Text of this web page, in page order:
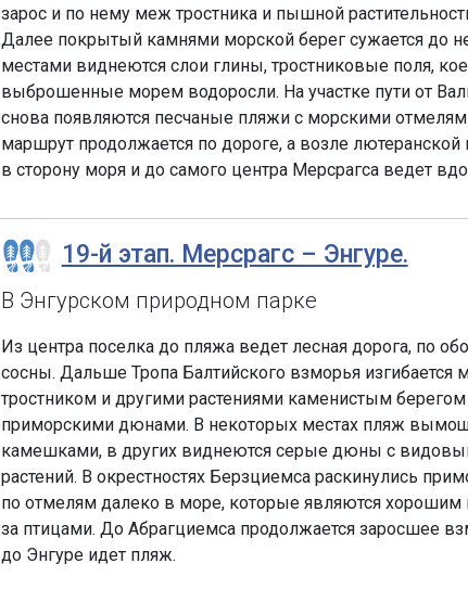
зарос и по нему меж тростника и пышной
Далее покрытый камнями морской берег сужается до
местами виднеются слои глины, тростниковые поля,
выброшенные морем водоросли. На участке пути от
снова появляются песчаные пляжи с морскими
маршрут продолжается по дороге, а возле лютеранской
в сторону моря и до самого центра Мерсрагса ведет
19-й этап. Мерсрагс – Энгуре.
В Энгурском природном парке
Из центра поселка до пляжа ведет лесная дорога, по
сосны. Дальше Тропа Балтийского взморья
тростником и другими растениями каменистым
приморскими дюнами. В некоторых местах пляж
камешками, в других виднеются серые дюны с
растений. В окрестностях Берзциемса раскинулись
по отмелям далеко в море, которые являются
за птицами. До Абрагциемса продолжается заросшее
до Энгуре идет пляж.